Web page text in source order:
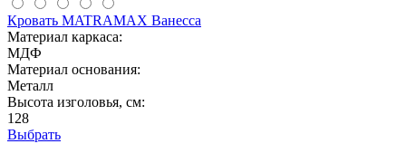
Кровать MATRAMAX Ванесса
Материал каркаса:
МДФ
Материал основания:
Металл
Высота изголовья, см:
128
Выбрать